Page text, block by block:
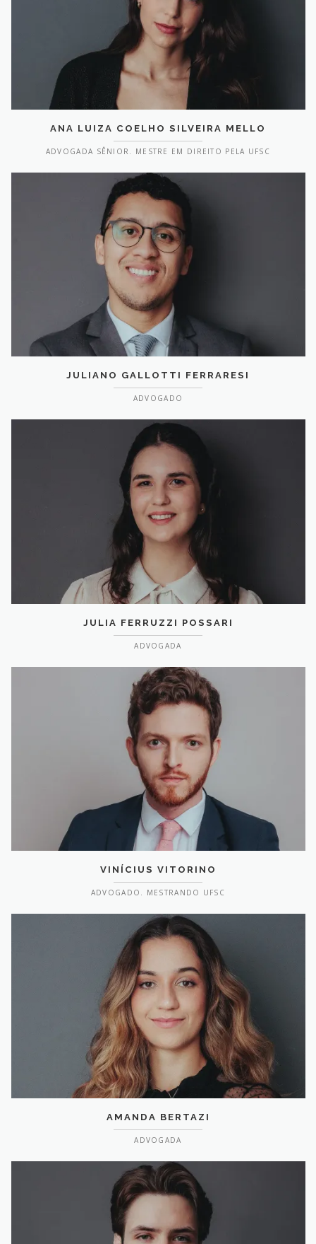
ANA LUIZA COELHO SILVEIRA MELLO
ADVOGADA SÊNIOR. MESTRE EM DIREITO PELA UFSC
JULIANO GALLOTTI FERRARESI
ADVOGADO
JULIA FERRUZZI POSSARI
ADVOGADA
VINÍCIUS VITORINO
ADVOGADO. MESTRANDO UFSC
AMANDA BERTAZI
ADVOGADA